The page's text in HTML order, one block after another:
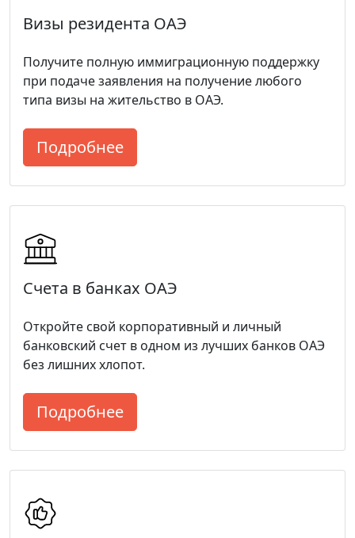
Визы резидента ОАЭ
Получите полную иммиграционную поддержку
при подаче заявления на получение любого
типа визы на жительство в ОАЭ.
Подробнее
Счета в банках ОАЭ
Откройте свой корпоративный и личный
банковский счет в одном из лучших банков ОАЭ
без лишних хлопот.
Подробнее